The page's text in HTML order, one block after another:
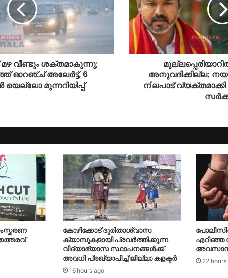
വീണ്ടും ശക്തമാകുന്നു;
ഓറഞ്ച് അലേർട്ട്, 6
യെല്ലോ മുന്നറിയിപ്പ്
അനുവദിക്കില്ല;
നിലപാട് വ്യക്തമാക്കി
കോഴിക്കോട് ദുരിതാശ്വാസ
ക്യാമ്പുകളായി പ്രവര്‍ത്തിക്കുന്ന
വിദ്യാഭ്യാസ സ്ഥാപനങ്ങള്‍ക്ക്
അവധി പ്രഖ്യാപിച്ച് ജില്ലാ കളക്ടർ
16 hours ago
എറിഞ്ഞ
22 hours